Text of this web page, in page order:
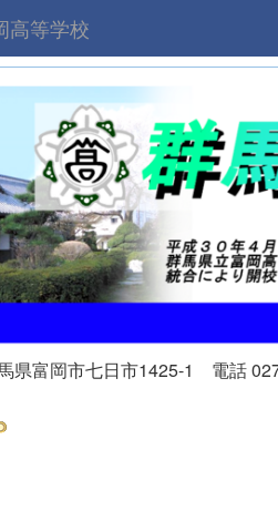
高等学校
県富岡市七日市1425-1 電話